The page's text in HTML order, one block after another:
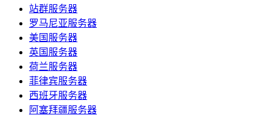
站群服务器
罗马尼亚服务器
美国服务器
英国服务器
荷兰服务器
菲律宾服务器
西班牙服务器
阿塞拜疆服务器